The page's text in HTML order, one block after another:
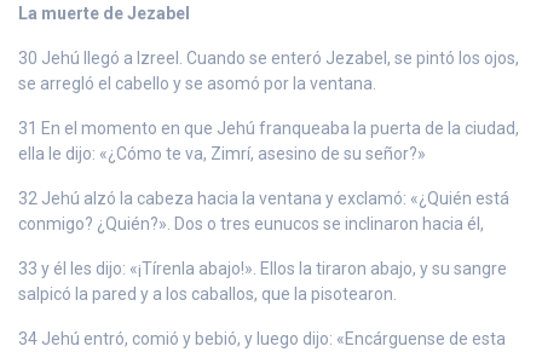
La muerte de Jezabel
30 Jehú llegó a Izreel. Cuando se enteró Jezabel, se pintó los ojos,
se arregló el cabello y se asomó por la ventana.
31 En el momento en que Jehú franqueaba la puerta de la ciudad,
ella le dijo: «¿Cómo te va, Zimrí, asesino de su señor?»
32 Jehú alzó la cabeza hacia la ventana y exclamó: «¿Quién está
conmigo? ¿Quién?». Dos o tres eunucos se inclinaron hacia él,
33 y él les dijo: «¡Tírenla abajo!». Ellos la tiraron abajo, y su sangre
salpicó la pared y a los caballos, que la pisotearon.
34 Jehú entró, comió y bebió, y luego dijo: «Encárguense de esta